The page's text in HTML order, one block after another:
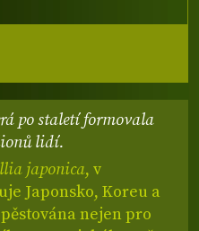
po staletí formovala
lidí.
japonica, v
Japonsko, Koreu a
nejen pro